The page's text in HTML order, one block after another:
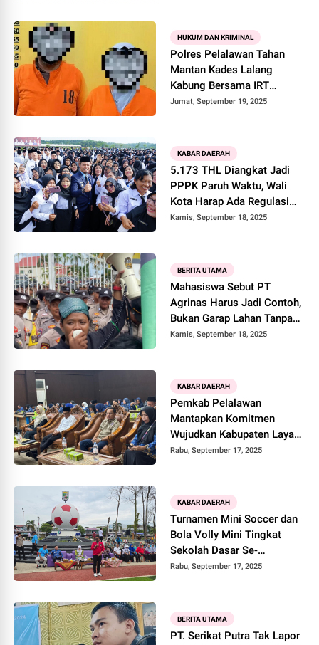
HUKUM DAN KRIMINAL
Polres Pelalawan Tahan
Mantan Kades Lalang
Kabung Bersama IRT
Tersangka Kasus Penipuan
Jumat, September 19, 2025
KABAR DAERAH
5.173 THL Diangkat Jadi
PPPK Paruh Waktu, Wali
Kota Harap Ada Regulasi
Baru
Kamis, September 18, 2025
BERITA UTAMA
Mahasiswa Sebut PT
Agrinas Harus Jadi Contoh,
Bukan Garap Lahan Tanpa
Dokumen Resmi
Kamis, September 18, 2025
KABAR DAERAH
Pemkab Pelalawan
Mantapkan Komitmen
Wujudkan Kabupaten Layak
Anak
Rabu, September 17, 2025
KABAR DAERAH
Turnamen Mini Soccer dan
Bola Volly Mini Tingkat
Sekolah Dasar Se-
Kabupaten Pelalawan Resmi
Rabu, September 17, 2025
BERITA UTAMA
PT. Serikat Putra Tak Lapor